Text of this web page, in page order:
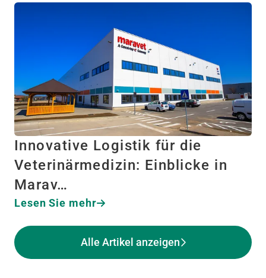
Innovative Logistik für die
Veterinärmedizin: Einblicke in
Marav…
Lesen Sie mehr
Alle Artikel anzeigen